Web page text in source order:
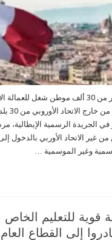
أعلنت إيطاليا، عن فتح أكثر من 30 ألف موطن شغل
الجريدة الرسمية الإيطالية،
غير الاتحاد الأوربي بالدخول إلى
وغير الموسمية …
قوية للتعليم